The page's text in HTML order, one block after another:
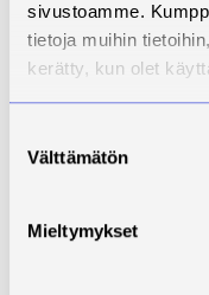
sivustoamme.
tietoja muihin
kerätty, kun olet
valinta
Välttämätön
Mieltymykset
prosessina (35 °C)
suoritettiin BPC
laitteistolla (Kuva
kumulatiivisesti
osuus. Kokeen
biokaasulaitoksen